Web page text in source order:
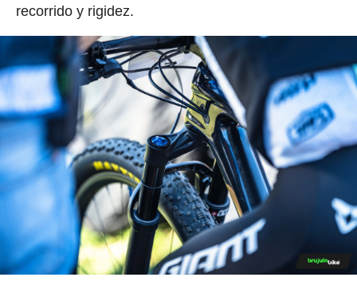
recorrido y rigidez.